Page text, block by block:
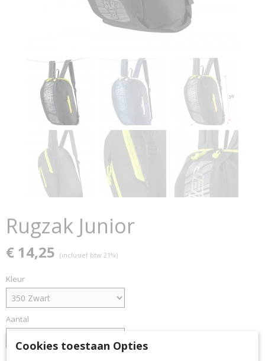
Rugzak Junior
€ 14,25 (inclusief btw 21%)
Kleur
Aantal
Cookies toestaan Opties